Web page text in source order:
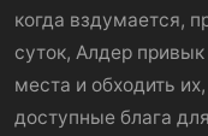
когда вздумается,
суток, Алдер
места и обходить
доступные блага